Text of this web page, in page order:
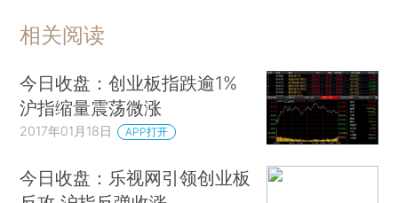
相关阅读
今日收盘：创业板指跌逾1%
沪指缩量震荡微涨
2017年01月18日 APP打开
今日收盘：乐视网引领创业板